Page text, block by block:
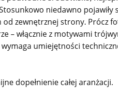
niedawno pojawiły
zewnętrznej strony. Prócz
– włącznie z motywami
umiejętności
dopełnienie całej aranżacji.